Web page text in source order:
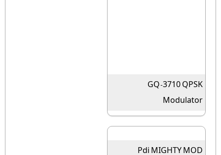
GQ-3710 QPSK
Modulator
Pdi MIGHTY MOD